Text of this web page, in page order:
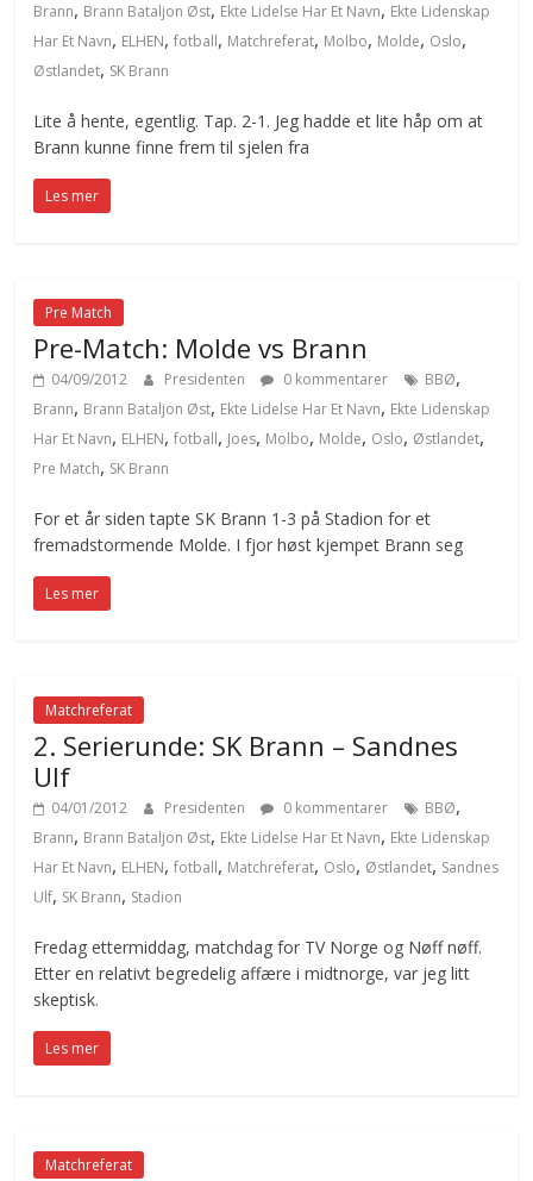
Brann, Brann Bataljon Øst, Ekte Lidelse Har Et Navn, Ekte Lidenskap
Har Et Navn, ELHEN,fotball, Matchreferat, Molbo, Molde, Oslo,
Østlandet, SK Brann
Lite å hente, egentlig. Tap. 2-1. Jeg hadde et lite håp om at
Brann kunne finne frem til sjelen fra
Les mer
Pre Match
Pre-Match: Molde vs Brann
04/09/2012 Presidenten 0 kommentarer BBØ,
Brann, Brann Bataljon Øst, Ekte Lidelse Har Et Navn, Ekte Lidenskap
Har Et Navn, ELHEN,fotball, Joes, Molbo, Molde, Oslo, Østlandet,
Pre Match, SK Brann
For et år siden tapte SK Brann 1-3 på Stadion for et
fremadstormende Molde. I fjor høst kjempet Brann seg
Les mer
Matchreferat
2. Serierunde: SK Brann – Sandnes
Ulf
04/01/2012 Presidenten 0 kommentarer BBØ,
Brann, Brann Bataljon Øst, Ekte Lidelse Har Et Navn, Ekte Lidenskap
Har Et Navn, ELHEN,fotball, Matchreferat, Oslo, Østlandet, Sandnes
Ulf, SK Brann, Stadion
Fredag ettermiddag, matchdag for TV Norge og Nøff nøff.
Etter en relativt begredelig affære i midtnorge, var jeg litt
skeptisk.
Les mer
Matchreferat